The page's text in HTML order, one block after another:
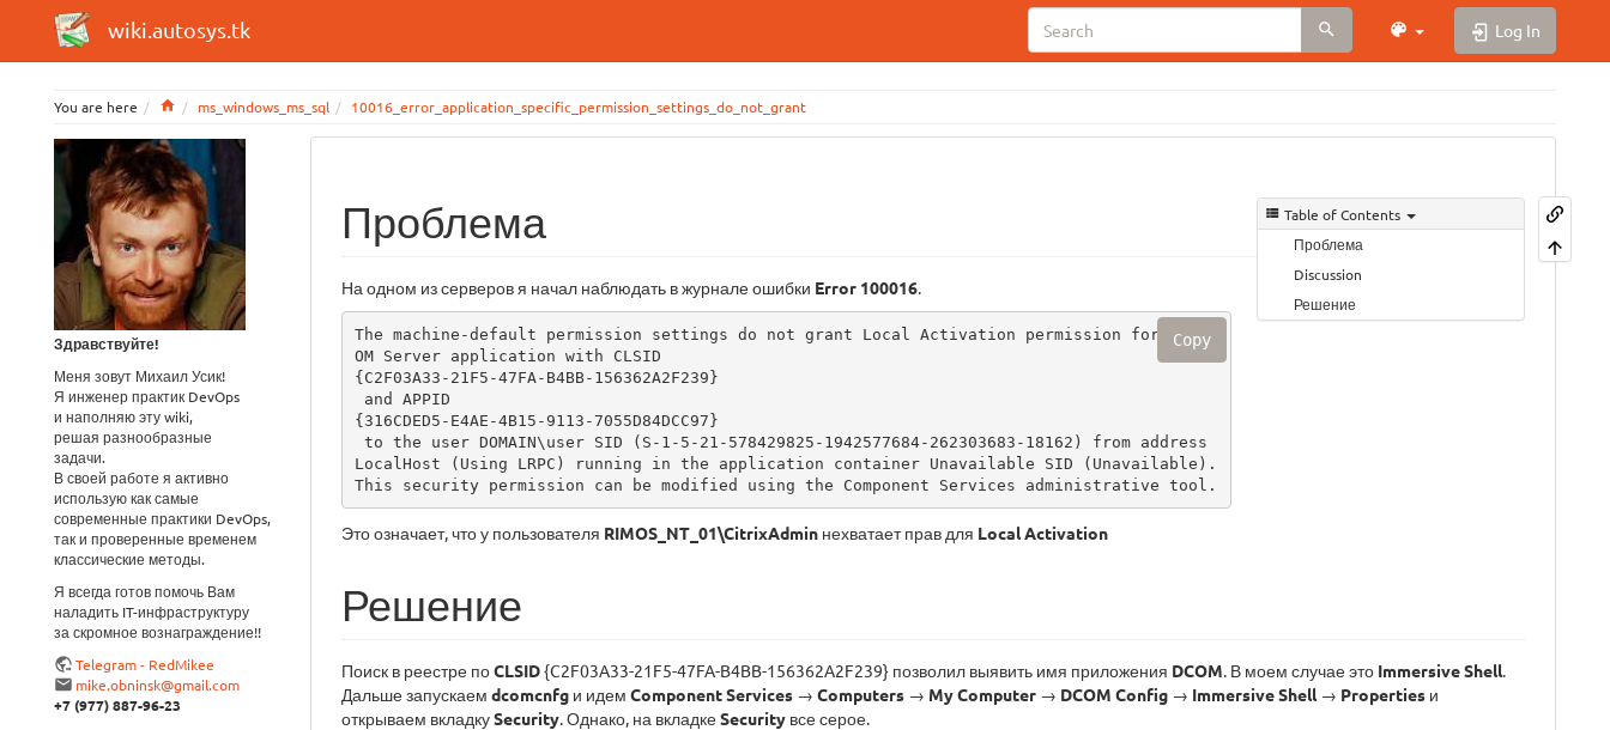
wiki.autosys.tk Log In
You are here Homems_windows_ms_sql 10016_error_application_specific_permission_settings_do_not_grant
Здравствуйте!
Меня зовут Михаил Усик!
Я инженер практик DevOps
и наполняю эту wiki,
решая разнообразные
задачи.
В своей работе я активно
использую как самые
современные практики DevOps,
так и проверенные временем
классические методы.
Я всегда готов помочь Вам
наладить IT-инфраструктуру
за скромное вознаграждение!!
Telegram - RedMikee
mike.obninsk@gmail.com
+7 (977) 887-96-23
Table of Contents
Проблема
Discussion
Решение
Проблема
На одном из серверов я начал наблюдать в журнале ошибки Error 100016.
The machine-default permission settings do not grant Local Activation permission for the C
OM Server application with CLSID
{C2F03A33-21F5-47FA-B4BB-156362A2F239}
{316CDED5-E4AE-4B15-9113-7055D84DCC97}
LocalHost (Using LRPC) running in the application container Unavailable SID (Unavailable).
This security permission can be modified using the Component Services administrative tool.
Copy
Это означает, что у пользователя RIMOS_NT_01\CitrixAdmin нехватает прав для Local Activation
Решение
Поиск в реестре поCLSID{C2F03A33-21F5-47FA-B4BB-156362A2F239} позволил выявить имя приложения DCOM. В моем случае это Immersive Shell.
Дальше запускаем dcomcnfg и идем Component Services → Computers → My Computer → DCOM Config → Immersive Shell→ Properties и
открываем вкладкуSecurity. Однако, на вкладкеSecurity все серое.